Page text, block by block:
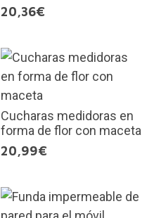
20,36€
Cucharas medidoras en
forma de flor con maceta
20,99€